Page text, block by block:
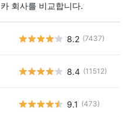
회사를 비교합니다.
8.2 (7437)
8.4 (11512)
9.1 (473)